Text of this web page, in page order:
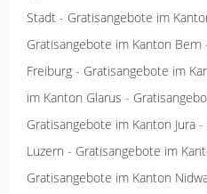
Stadt - Gratisangebote im
Gratisangebote im Kanton Bern
Freiburg - Gratisangebote im
im Kanton Glarus -
Gratisangebote im Kanton Jura -
Luzern - Gratisangebote im
Gratisangebote im Kanton